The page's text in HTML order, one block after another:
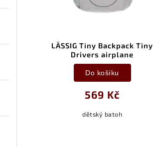
LÄSSIG Tiny Backpack Tiny
Drivers airplane
569 Kč
Do košíku
dětský batoh